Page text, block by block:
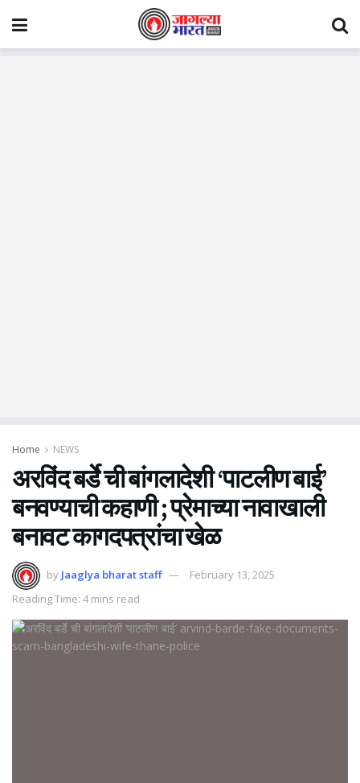
Home NEWS
अरविंद बर्डे ची बांगलादेशी ‘पाटलीण बाई’
बनवण्याची कहाणी ; प्रेमाच्या नावाखाली
बनावट कागदपत्रांचा खेळ
by Jaaglya bharat staff
February 13, 2025
Reading Time: 4 mins read